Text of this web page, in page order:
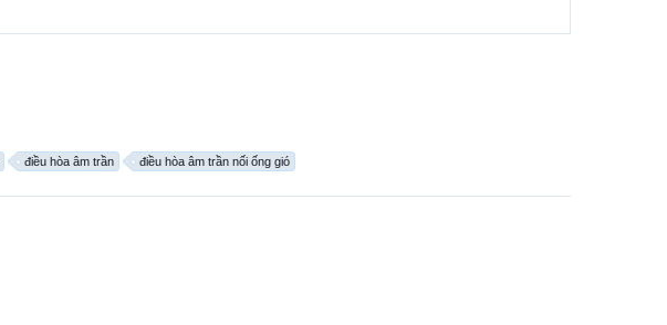
điều hòa âm trần điều hòa âm trần nối ống gió